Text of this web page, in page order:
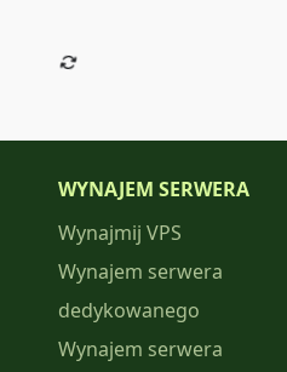
WYNAJEM SERWERA
Wynajmij VPS
Wynajem serwera
dedykowanego
Wynajem serwera